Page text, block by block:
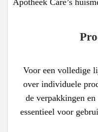
Voor een volledige
over individuele
de verpakkingen
essentieel voor